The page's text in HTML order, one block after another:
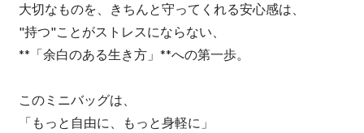
大切なものを、きちんと守ってくれる安心感は、
"持つ"ことがストレスにならない、
**「余白のある生き方」**への第一歩。
このミニバッグは、
「もっと自由に、もっと身軽に」